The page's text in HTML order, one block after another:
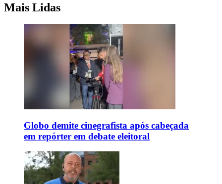
Mais Lidas
Globo demite cinegrafista após cabeçada
em repórter em debate eleitoral